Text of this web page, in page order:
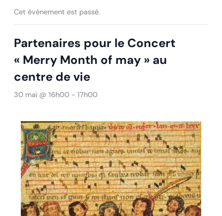
Cet évènement est passé.
Partenaires pour le Concert
« Merry Month of may » au
centre de vie
30 mai @ 16h00- 17h00